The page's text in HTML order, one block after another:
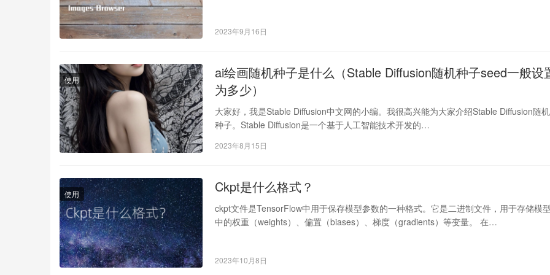
2023年9月16日
使用
ai绘画随机种子是什么（Stable Diffusion随机种子seed一般设
为多少）
大家好，我是Stable Diffusion中文网的小编。我很高兴能为大家介绍Stable Diffusion随机
种子。Stable Diffusion是一个基于人工智能技术开发的…
2023年8月15日
使用 Ckpt是什么格式？
ckpt文件是TensorFlow中用于保存模型参数的一种格式。它是二进制文件，用于存储模型
中的权重（weights）、偏置（biases）、梯度（gradients）等变量。 在…
2023年10月8日